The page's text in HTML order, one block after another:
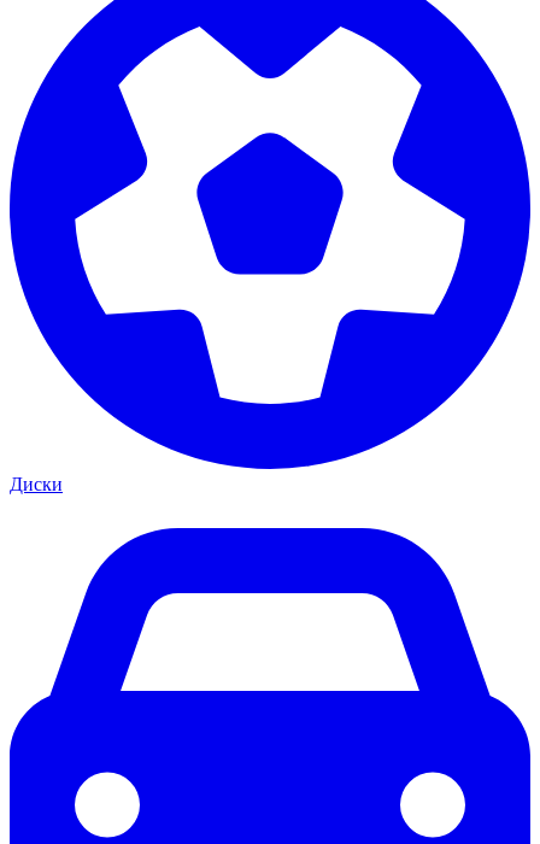
Диски